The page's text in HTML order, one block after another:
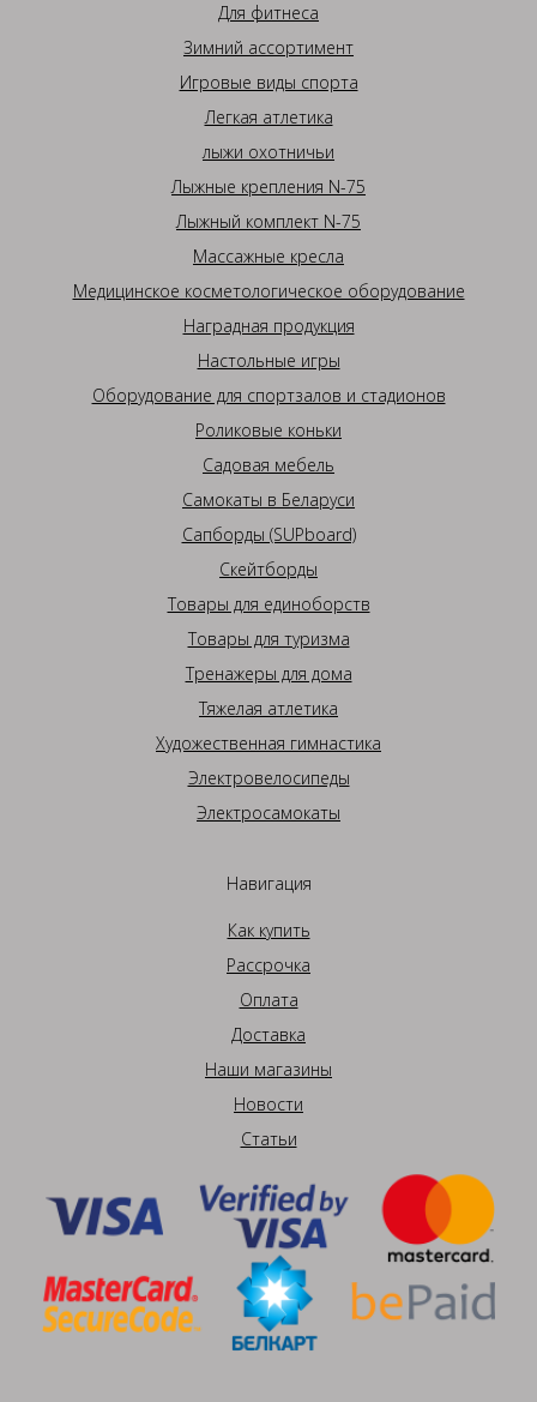
Для фитнеса
Зимний ассортимент
Игровые виды спорта
Легкая атлетика
лыжи охотничьи
Лыжные крепления N-75
Лыжный комплект N-75
Массажные кресла
Медицинское косметологическое оборудование
Наградная продукция
Настольные игры
Оборудование для спортзалов и стадионов
Роликовые коньки
Садовая мебель
Самокаты в Беларуси
Сапборды (SUPboard)
Скейтборды
Товары для единоборств
Товары для туризма
Тренажеры для дома
Тяжелая атлетика
Художественная гимнастика
Электровелосипеды
Электросамокаты
Навигация
Как купить
Рассрочка
Оплата
Доставка
Наши магазины
Новости
Статьи